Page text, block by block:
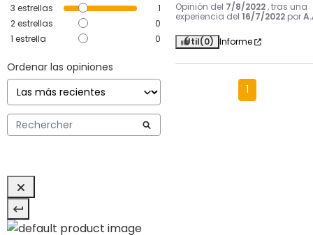
3 estrellas
1
2estrellas
0
1 estrella 0
Ordenar las opiniones
Opinión del 7/8/2022 , tras una
experiencia del 16/7/2022 por
Útil(0) Informe
1